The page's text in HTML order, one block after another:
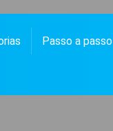
Passo a passo